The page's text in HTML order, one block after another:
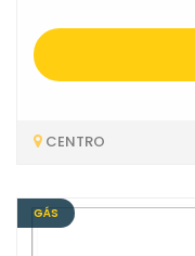
CENTRO
GÁS